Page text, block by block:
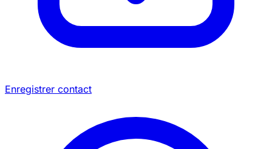
Enregistrer contact